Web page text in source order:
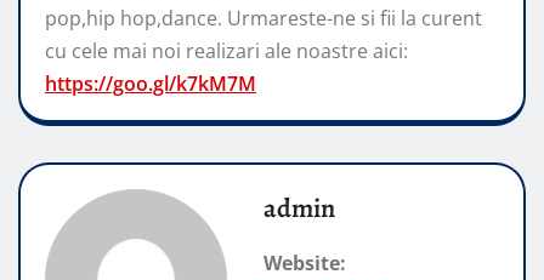
pop,hip hop,dance. Urmareste-ne si fii la curent
cu cele mai noi realizari ale noastre aici:
https://goo.gl/k7kM7M
admin
Website: